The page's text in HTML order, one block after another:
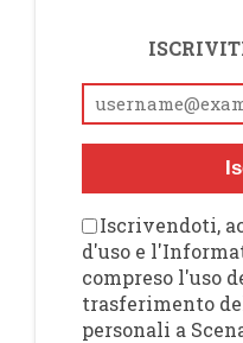
Iscrivendoti,
d'uso e
compreso l'uso
trasferimento
personali a